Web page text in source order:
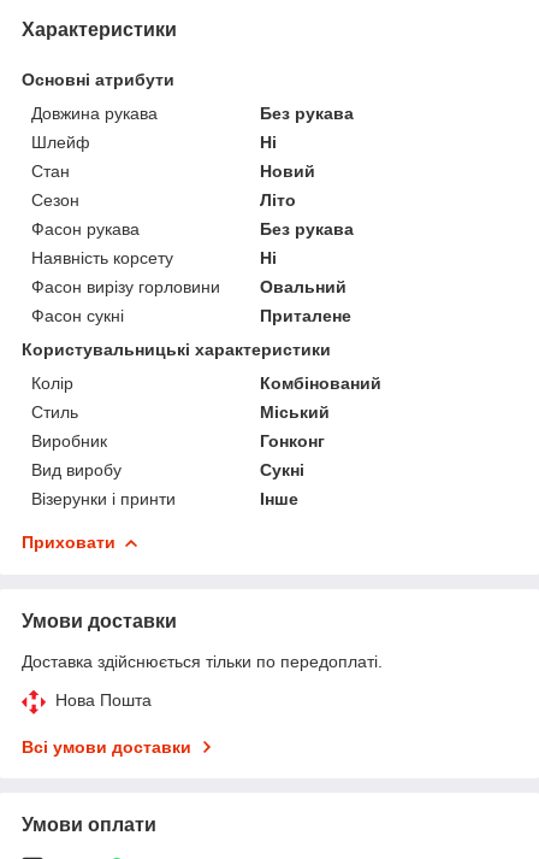
Характеристики
Основні атрибути
Довжина рукава
Без рукава
Шлейф
Ні
Стан
Новий
Сезон
Літо
Фасон рукава
Без рукава
Наявність корсету
Ні
Фасон вирізу горловини
Овальний
Фасон сукні
Приталене
Користувальницькі характеристики
Колір
Комбінований
Стиль
Міський
Виробник
Гонконг
Вид виробу
Сукні
Візерунки і принти
Інше
Приховати
Умови доставки
Доставка здійснюється тільки по передоплаті.
Нова Пошта
Всі умови доставки
Умови оплати